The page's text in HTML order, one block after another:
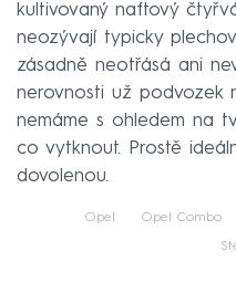
kultivovaný naftový
neozývají typicky
zásadně neotřásá ani
nerovnosti už podvozek
nemáme s ohledem na
co vytknout. Prostě
dovolenou.
Opel Opel Combo